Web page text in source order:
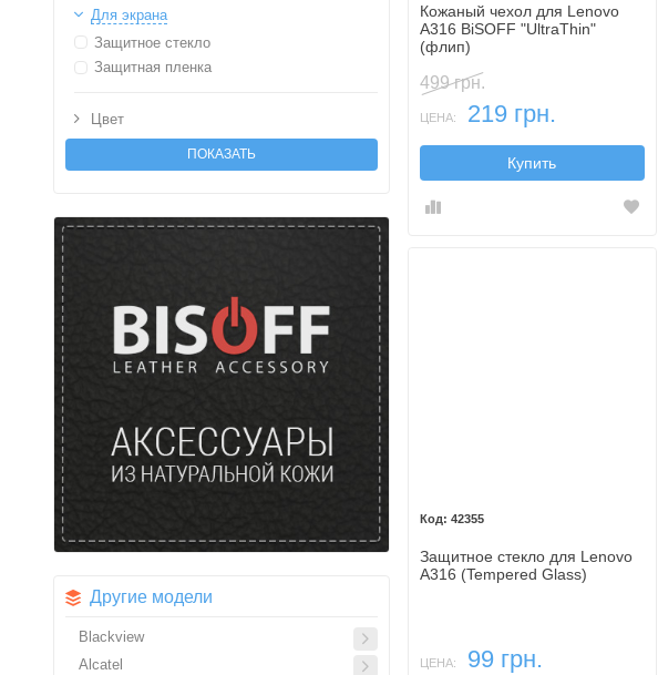
Для экрана
Защитное стекло
Защитная пленка
Цвет
Другие модели
Blackview
Alcatel
Кожаный чехол для Lenovo
A316 BiSOFF "UltraThin"
(флип)
499 грн.
ЦЕНА: 219 грн.
Купить
42355
Защитное стекло для Lenovo
A316 (Tempered Glass)
ЦЕНА: 99 грн.